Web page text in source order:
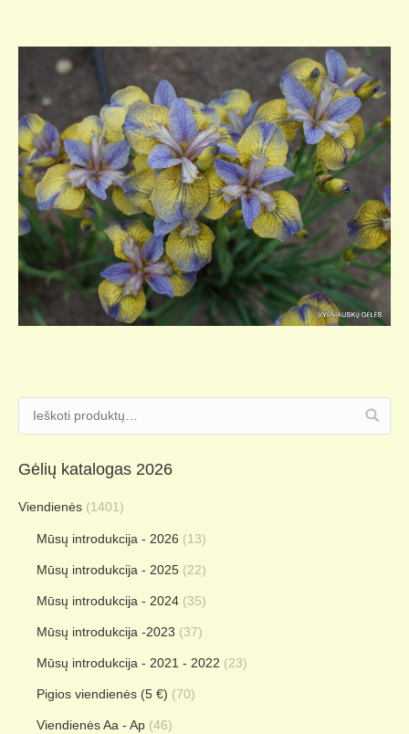
Gėlių katalogas 2026
Viendienės (1401)
Mūsų introdukcija - 2026 (13)
Mūsų introdukcija - 2025 (22)
Mūsų introdukcija - 2024 (35)
Mūsų introdukcija -2023 (37)
Mūsų introdukcija - 2021 - 2022 (23)
Pigios viendienės (5 €) (70)
Viendienės Aa - Ap (46)